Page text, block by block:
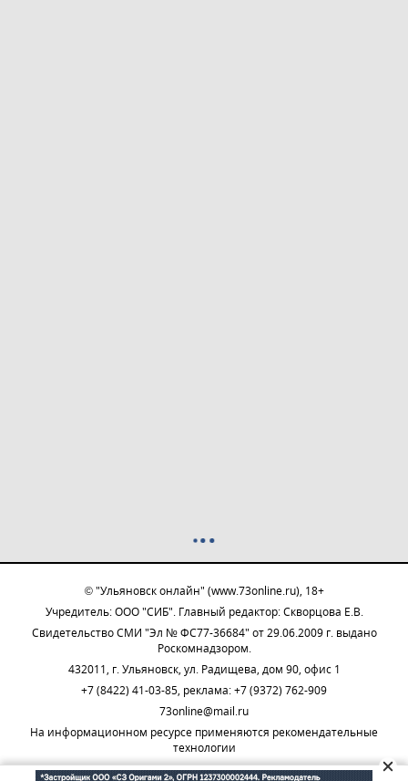
© "Ульяновск онлайн" (www.73online.ru), 18+
Учредитель: ООО "СИБ". Главный редактор: Скворцова Е.В.
Свидетельство СМИ "Эл № ФС77-36684" от 29.06.2009 г. выдано
Роскомнадзором.
432011, г. Ульяновск, ул. Радищева, дом 90, офис 1
+7 (8422) 41-03-85, реклама: +7 (9372) 762-909
73online@mail.ru
На информационном ресурсе применяются рекомендательные
технологии